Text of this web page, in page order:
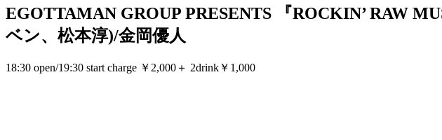
EGOTTAMAN GROUP PRESENTS 『ROCKIN’ RAW
ベン、松本淳)/金岡優人
18:30 open/19:30 start charge ￥2,000＋ 2drink￥1,000